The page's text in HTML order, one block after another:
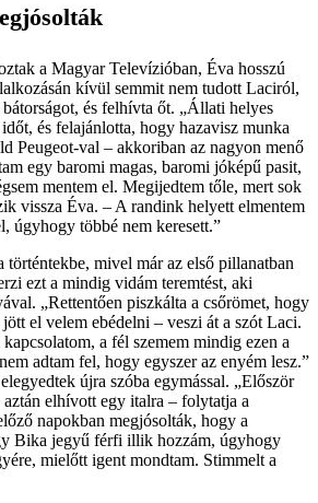
a Magyar Televízióban, Éva hosszú
kívül semmit nem tudott Laciról,
és felhívta őt. „Állati helyes
és felajánlotta, hogy hazavisz munka
Peugeot-­val – akkoriban az nagyon menő
egy baromi magas, baromi jóképű pasit,
mentem el. Megijedtem tőle, mert sok
vissza Éva. – A randink helyett elmentem
úgyhogy többé nem keresett.”
történtekbe, mivel már az első pillanatban
ezt a mindig vidám teremtést, aki
„Rettentően piszkálta a csőrömet, hogy
el velem ebédelni – veszi át a szót Laci.
a fél szemem mindig ezen a
adtam fel, hogy egyszer az enyém lesz.”
újra szóba egymással. „Először
elhívott egy italra – folytatja a
napokban megjósolták, hogy a
Bika jegyű férfi illik hozzám, úgyhogy
mielőtt igent mondtam. Stimmelt a